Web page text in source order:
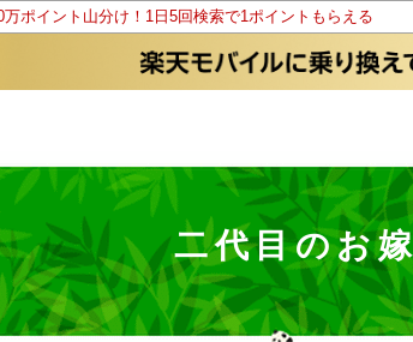
万ポイント山分け！1日5回検索で1ポイントもらえる
二代目のお